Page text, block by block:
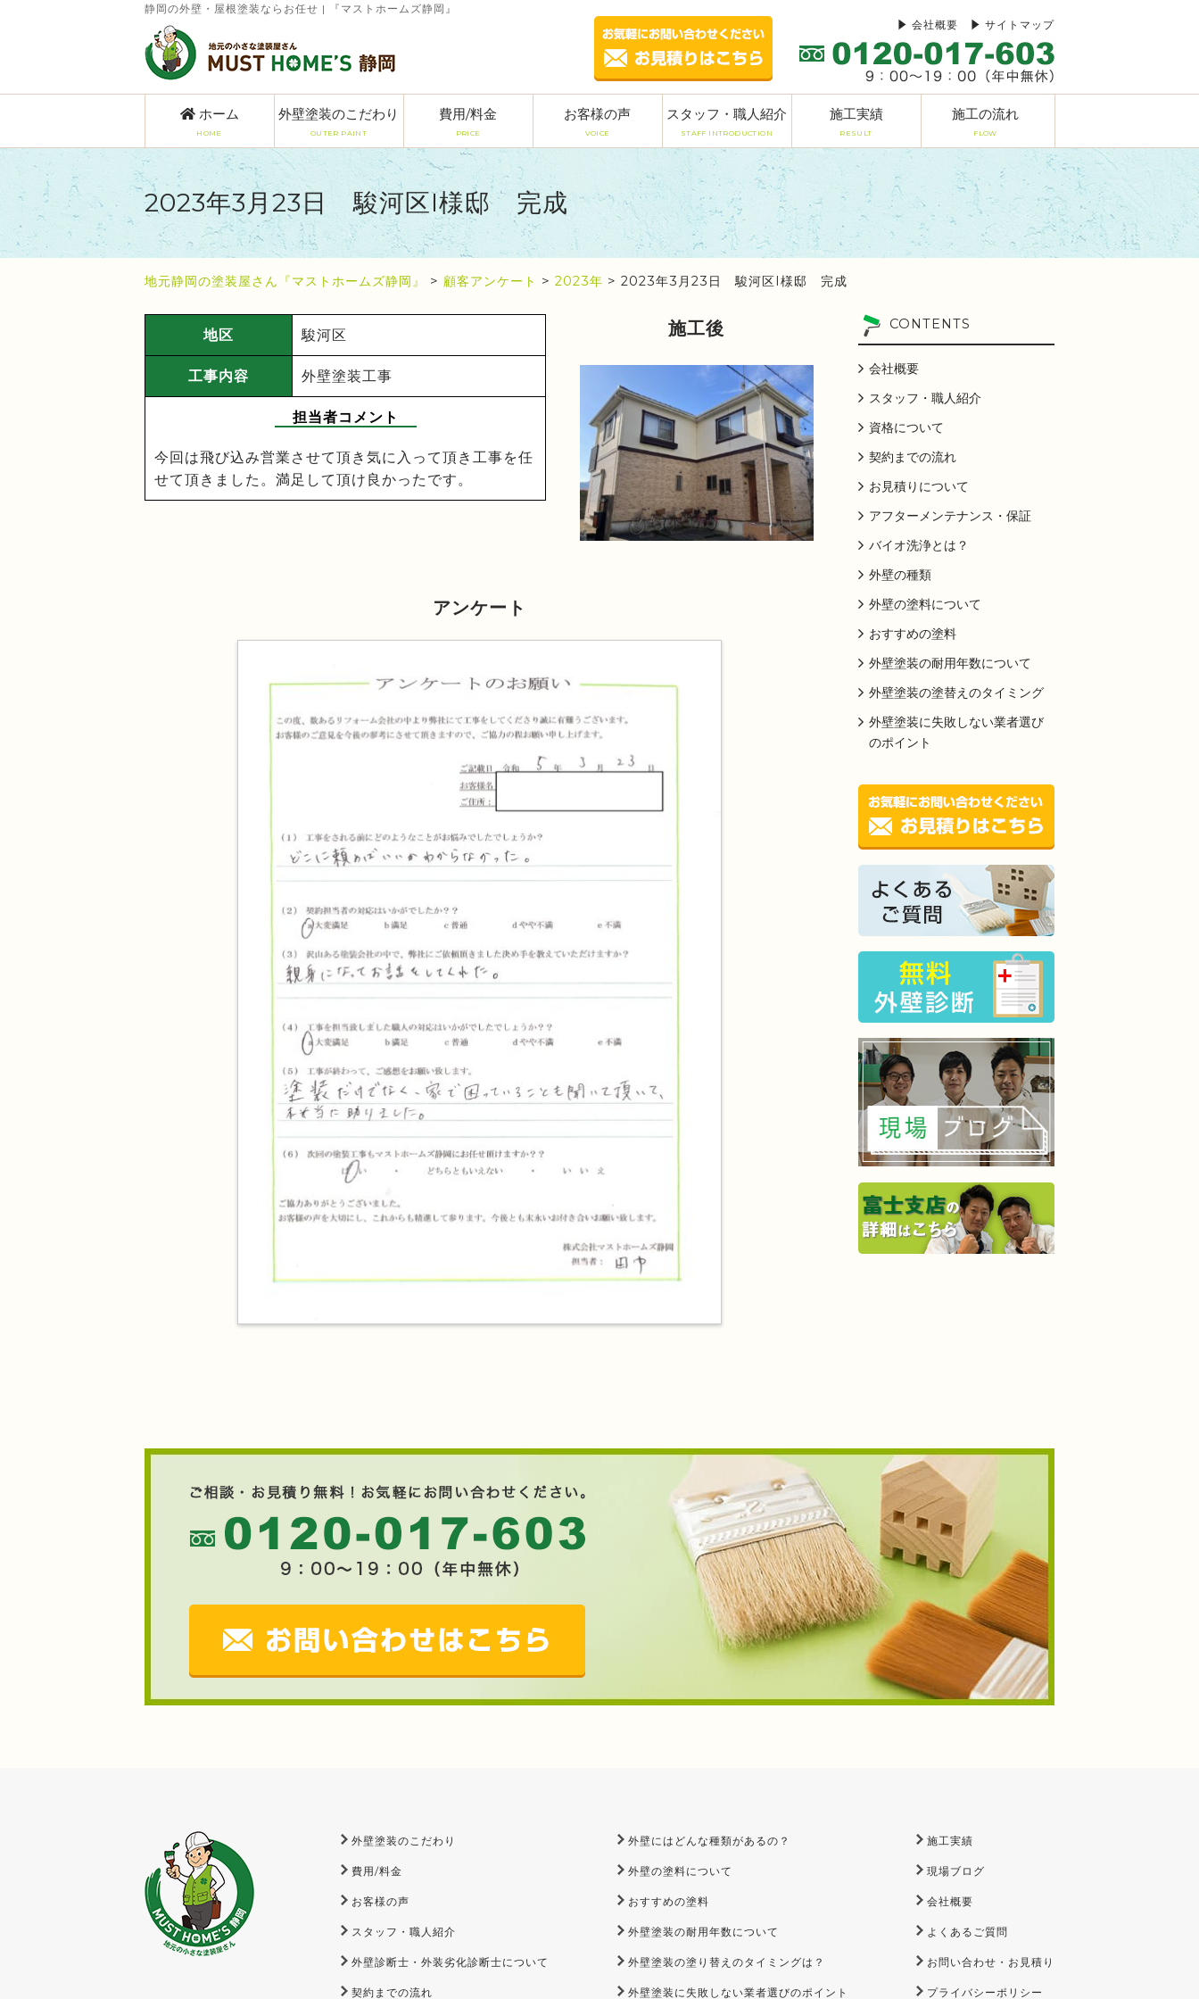
静岡の外壁・屋根塗装ならお任せ | 『マストホームズ静岡』
サイトマップ
会社概要
ホーム
HOME
外壁塗装のこだわり
OUTER PAINT
費用/料金
PRICE
お客様の声
VOICE
スタッフ・職人紹介
STAFF INTRODUCTION
施工実績
RESULT
施工の流れ
FLOW
2023年3月23日 駿河区I様邸 完成
地元静岡の塗装屋さん『マストホームズ静岡』 > 顧客アンケート > 2023年 > 2023年3月23日 駿河区I様邸 完成
地区 駿河区
工事内容 外壁塗装工事
担当者コメント
今回は飛び込み営業させて頂き気に入って頂き工事を任
せて頂きました。満足して頂け良かったです。
施工後
アンケート
CONTENTS
会社概要
スタッフ・職人紹介
資格について
契約までの流れ
お見積りについて
アフターメンテナンス・保証
バイオ洗浄とは？
外壁の種類
外壁の塗料について
おすすめの塗料
外壁塗装の耐用年数について
外壁塗装の塗替えのタイミング
外壁塗装に失敗しない業者選び
のポイント
外壁塗装のこだわり
費用/料金
お客様の声
スタッフ・職人紹介
外壁診断士・外装劣化診断士について
契約までの流れ
外壁にはどんな種類があるの？
外壁の塗料について
おすすめの塗料
外壁塗装の耐用年数について
外壁塗装の塗り替えのタイミングは？
外壁塗装に失敗しない業者選びのポイント
施工実績
現場ブログ
会社概要
よくあるご質問
お問い合わせ・お見積り
プライバシーポリシー